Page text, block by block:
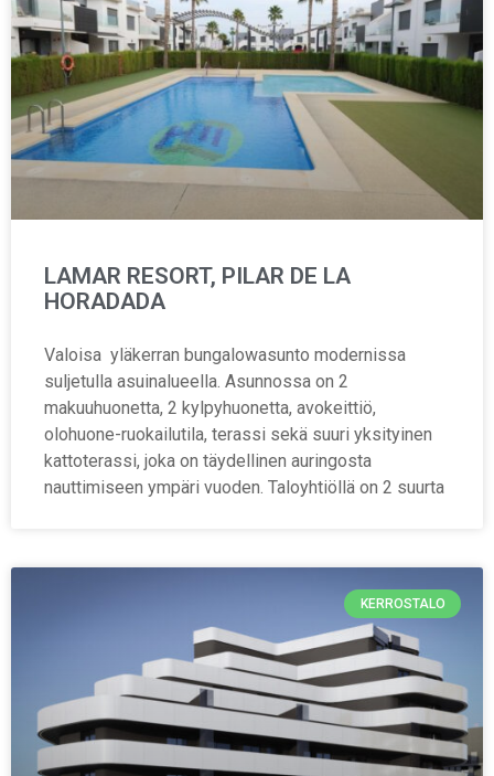
LAMAR RESORT, PILAR DE LA
HORADADA
Valoisa yläkerran bungalowasunto modernissa
suljetulla asuinalueella. Asunnossa on 2
makuuhuonetta, 2 kylpyhuonetta, avokeittiö,
olohuone-ruokailutila, terassi sekä suuri yksityinen
kattoterassi, joka on täydellinen auringosta
nauttimiseen ympäri vuoden. Taloyhtiöllä on 2 suurta
KERROSTALO